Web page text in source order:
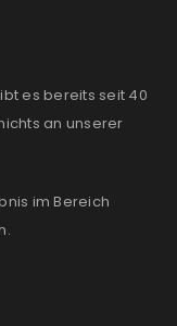
es bereits seit 40
an unserer
im Bereich